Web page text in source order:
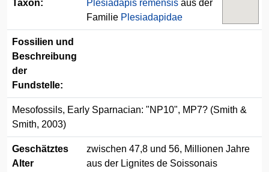
Taxon: Plesiadapis remensis aus der
Familie Plesiadapidae
Fossilien und
Beschreibung
der
Fundstelle:
Mesofossils, Early Sparnacian: "NP10", MP7? (Smith &
Smith, 2003)
Geschätztes
Alter
zwischen 47,8 und 56, Millionen Jahre
aus der Lignites de Soissonais